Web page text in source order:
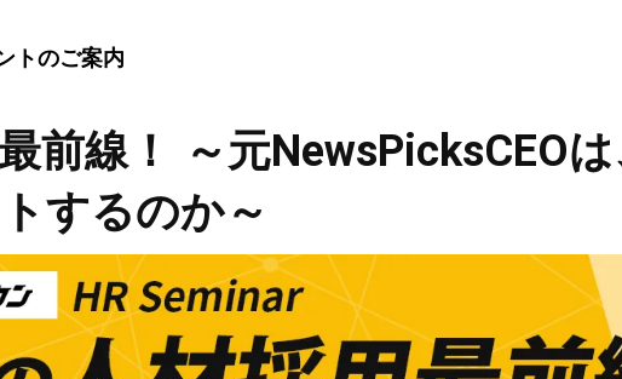
トのご案内
前線！ ～元NewsPicksCEO
するのか～